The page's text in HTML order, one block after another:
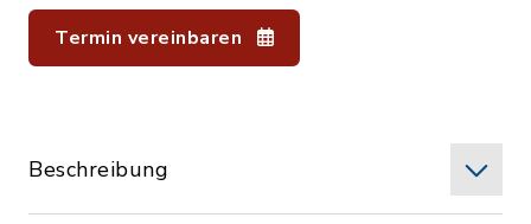
Termin vereinbaren
Beschreibung